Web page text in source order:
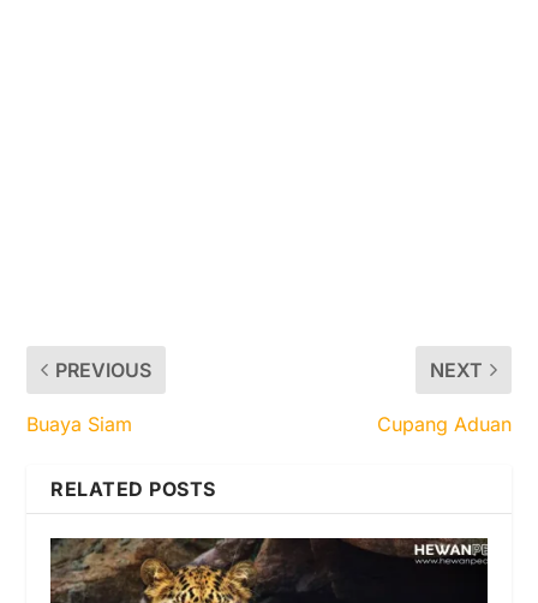
PREVIOUS
Buaya Siam
NEXT
Cupang Aduan
RELATED POSTS